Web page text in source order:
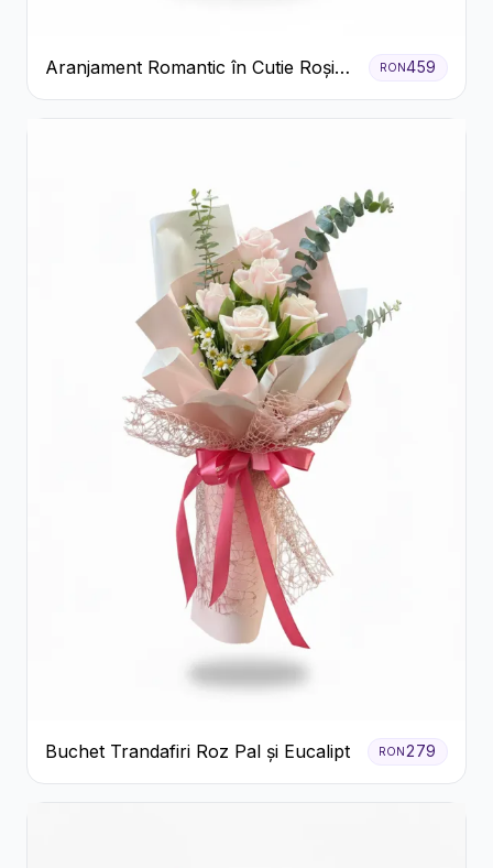
Aranjament Romantic în Cutie Roșie
cu Trandafiri și Crizanteme
RON459
Buchet Trandafiri Roz Pal și Eucalipt RON279